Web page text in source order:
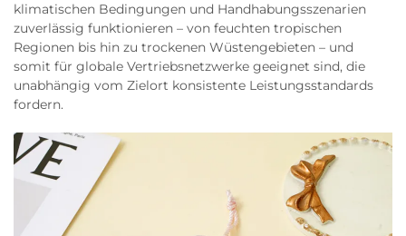
klimatischen Bedingungen und Handhabungsszenarien
zuverlässig funktionieren – von feuchten tropischen
Regionen bis hin zu trockenen Wüstengebieten – und
somit für globale Vertriebsnetzwerke geeignet sind, die
unabhängig vom Zielort konsistente Leistungsstandards
fordern.